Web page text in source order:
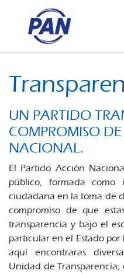
UN PARTIDO
COMPROMISO
NACIONAL.
El Partido Acción
público, formada como
ciudadana en la toma de
compromiso de que
transparencia y bajo el
particular en el Estado por
aquí encontraras
Unidad de Transparencia,